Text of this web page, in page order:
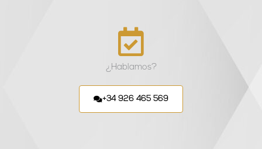
¿Hablamos?
+34 926 465 569